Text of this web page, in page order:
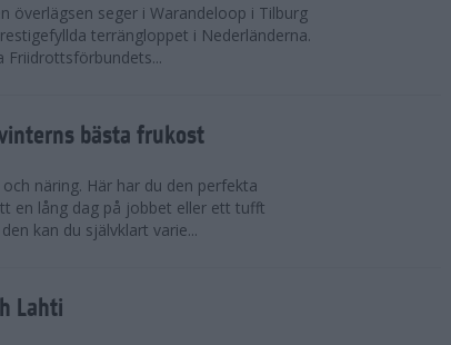
överlägsen seger i Warandeloop i Tilburg
terrängloppet i Nederländerna.
Friidrottsförbundets...
bästa frukost
näring. Här har du den perfekta
en lång dag på jobbet eller ett tufft
kan du självklart varie...
Lahti